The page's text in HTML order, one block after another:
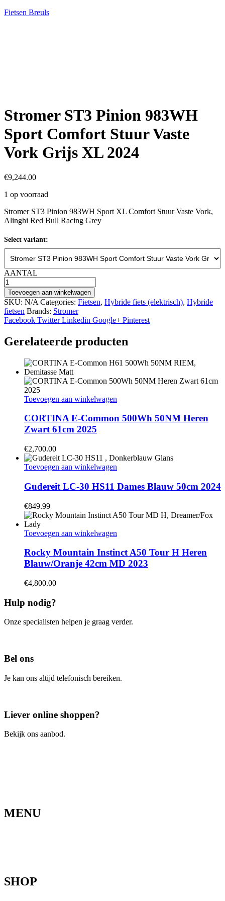
Fietsen Breuls
Stromer ST3 Pinion 983WH
Sport Comfort Stuur Vaste
Vork Grijs XL 2024
€9,244.00
1 op voorraad
Stromer ST3 Pinion 983WH Sport XL Comfort Stuur Vaste Vork,
Alinghi Red Bull Racing Grey
Select variant:
AANTAL
Stromer
ST3
Pinion
983WH
Sport
Comfort
Stuur
Vaste
hoeveelheid
Toevoegen aan winkelwagen
SKU: N/A Categories: Fietsen, Hybride fiets (elektrisch), Hybride
fietsen Brands: Stromer
Facebook Twitter Linkedin Google+ Pinterest
Gerelateerde producten
Toevoegen aan winkelwagen
CORTINA E-Common 500Wh 50NM Heren
Zwart 61cm 2025
€2,700.00
Toevoegen aan winkelwagen
Gudereit LC-30 HS11 Dames Blauw 50cm 2024
€849.99
Toevoegen aan winkelwagen
Rocky Mountain Instinct A50 Tour H Heren
Blauw/Oranje 42cm MD 2023
€4,800.00
Hulp nodig?
Onze specialisten helpen je graag verder.
Bel ons
Je kan ons altijd telefonisch bereiken.
Liever online shoppen?
Bekijk ons aanbod.
MENU
SHOP